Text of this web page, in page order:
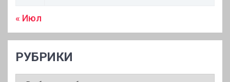
« Июл
РУБРИКИ